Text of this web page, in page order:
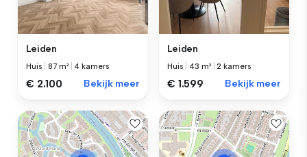
Leiden
Huis |87 m² 4 kamers
€ 2.100 Bekijk meer
Leiden
Huis 43 m² 2 kamers
€ 1.599 Bekijk meer